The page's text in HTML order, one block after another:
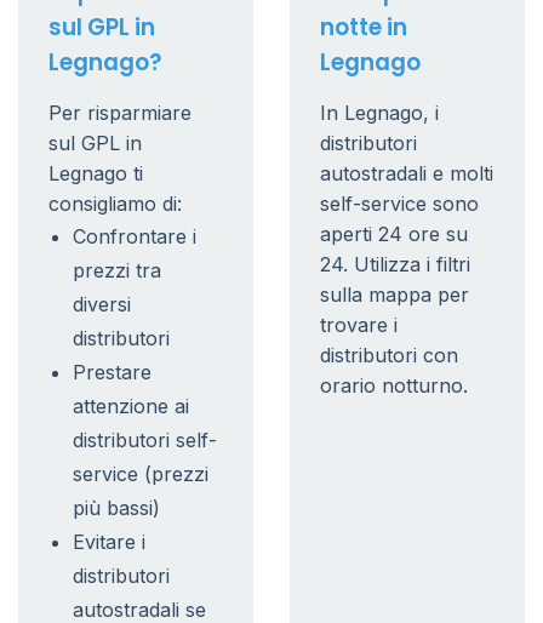
sul GPL in
Legnago?
Per risparmiare
sul GPL in
Legnago ti
consigliamo di:
Confrontare i
prezzi tra
diversi
distributori
Prestare
attenzione ai
distributori self-
service (prezzi
più bassi)
Evitare i
distributori
autostradali se
notte in
Legnago
In Legnago, i
distributori
autostradali e molti
self-service sono
aperti 24 ore su
24. Utilizza i filtri
sulla mappa per
trovare i
distributori con
orario notturno.